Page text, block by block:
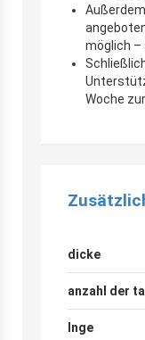
möglich –
Woche
dicke
anzahl der
lnge